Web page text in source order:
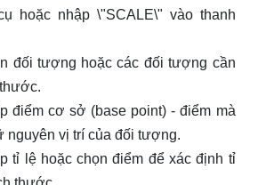
hoặc nhập \"SCALE\" vào thanh
đối tượng hoặc các đối tượng cần
điểm cơ sở (base point) - điểm mà
nguyên vị trí của đối tượng.
tỉ lệ hoặc chọn điểm để xác định tỉ